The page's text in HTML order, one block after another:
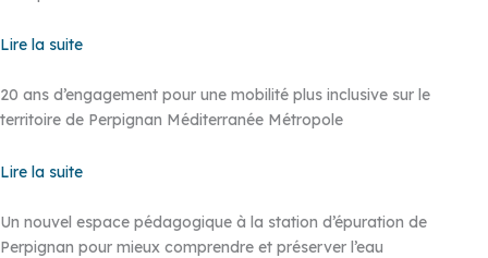
Lire la suite
20 ans d’engagement pour une mobilité plus inclusive sur le
territoire de Perpignan Méditerranée Métropole
Lire la suite
Un nouvel espace pédagogique à la station d’épuration de
Perpignan pour mieux comprendre et préserver l’eau